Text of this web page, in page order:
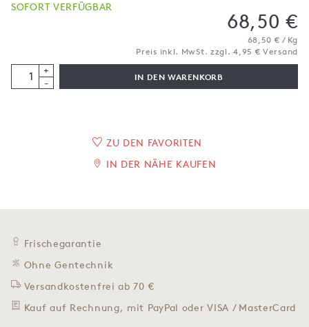
SOFORT VERFÜGBAR
68,50 €
68,50 € / Kg
Preis inkl. MwSt. zzgl. 4,95 € Versand
+
-
IN DEN WARENKORB
ZU DEN FAVORITEN
IN DER NÄHE KAUFEN
Frischegarantie
Ohne Gentechnik
Versandkostenfrei ab 70 €
Kauf auf Rechnung, mit PayPal oder VISA / MasterCard